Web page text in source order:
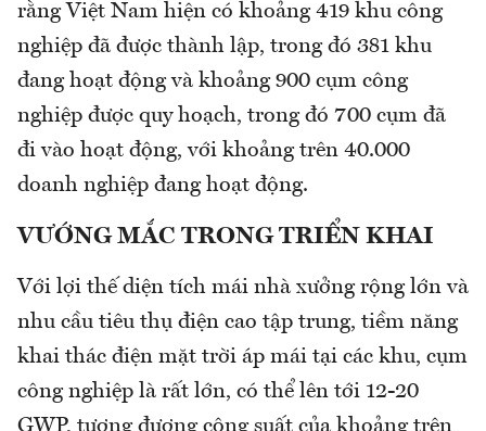
rằng Việt Nam hiện có khoảng 419 khu công
nghiệp đã được thành lập, trong đó 381 khu
đang hoạt động và khoảng 900 cụm công
nghiệp được quy hoạch, trong đó 700 cụm đã
đi vào hoạt động, với khoảng trên 40.000
doanh nghiệp đang hoạt động.
VƯỚNG MẮC TRONG TRIỂN KHAI
Với lợi thế diện tích mái nhà xưởng rộng lớn và
nhu cầu tiêu thụ điện cao tập trung, tiềm năng
khai thác điện mặt trời áp mái tại các khu, cụm
công nghiệp là rất lớn, có thể lên tới 12-20